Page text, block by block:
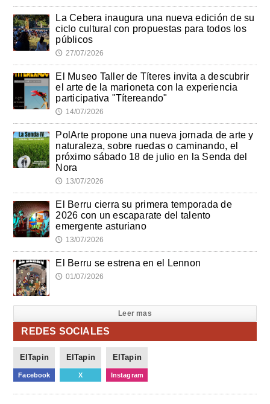
La Cebera inaugura una nueva edición de su
ciclo cultural con propuestas para todos los
públicos
🕔 27/07/2026
El Museo Taller de Títeres invita a descubrir
el arte de la marioneta con la experiencia
participativa "Títereando"
🕔 14/07/2026
PolArte propone una nueva jornada de arte y
naturaleza, sobre ruedas o caminando, el
próximo sábado 18 de julio en la Senda del
Nora
🕔 13/07/2026
El Berru cierra su primera temporada de
2026 con un escaparate del talento
emergente asturiano
🕔 13/07/2026
El Berru se estrena en el Lennon
🕔 01/07/2026
Leer mas
REDES SOCIALES
ElTapin
Facebook
ElTapin
X
ElTapin
Instagram